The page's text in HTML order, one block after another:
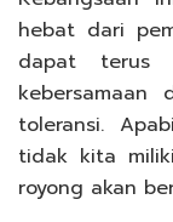
hebat dari
dapat terus
kebersamaan
toleransi.
tidak kita
royong akan